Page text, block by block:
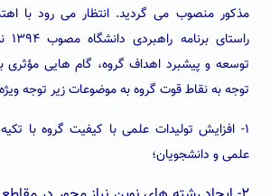
مذکور منصوب می گردید. انتظار می رود با
توسعه و پیشبرد اهداف گروه، گام هایی مؤثری
توجه به نقاط قوت گروه به موضوعات زیر توجه
۱- افزایش تولیدات علمی با کیفیت گروه با
علمی و دانشجویان؛